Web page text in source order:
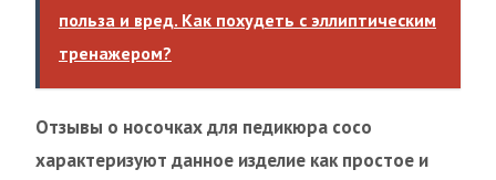
польза и вред. Как похудеть с эллиптическим
тренажером?
Отзывы о носочках для педикюра сосо
характеризуют данное изделие как простое и